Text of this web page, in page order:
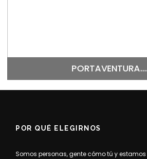
PORTAVENTURA....
POR QUÉ ELEGIRNOS
Somos personas, gente cómo tú y